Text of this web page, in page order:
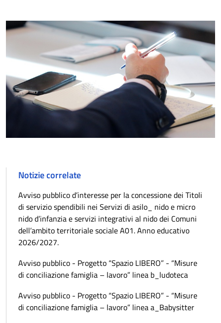
Notizie correlate
Avviso pubblico d’interesse per la concessione dei Titoli
di servizio spendibili nei Servizi di asilo_ nido e micro
nido d’infanzia e servizi integrativi al nido dei Comuni
dell’ambito territoriale sociale A01. Anno educativo
2026/2027.
Avviso pubblico - Progetto “Spazio LIBERO” - “Misure
di conciliazione famiglia – lavoro” linea b_ludoteca
Avviso pubblico - Progetto “Spazio LIBERO” - “Misure
di conciliazione famiglia – lavoro” linea a_Babysitter